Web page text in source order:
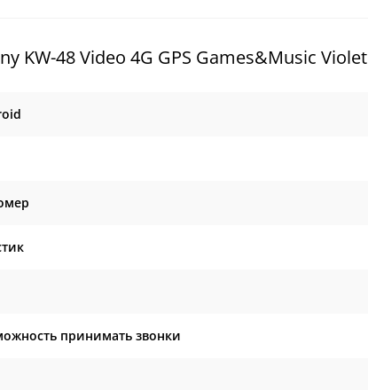
KW-48 Video 4G GPS Games&Music Violet
принимать звонки